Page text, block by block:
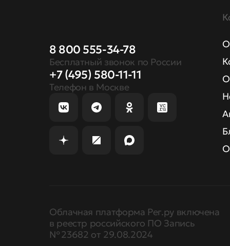
8 800 555-34-78
Бесплатный звонок по России
+7 (495) 580-11-11
Телефон в Москве
Облачная платформа Рег.ру включена
в реестр российского ПО Запись
№ 23682 от 29.08.2024